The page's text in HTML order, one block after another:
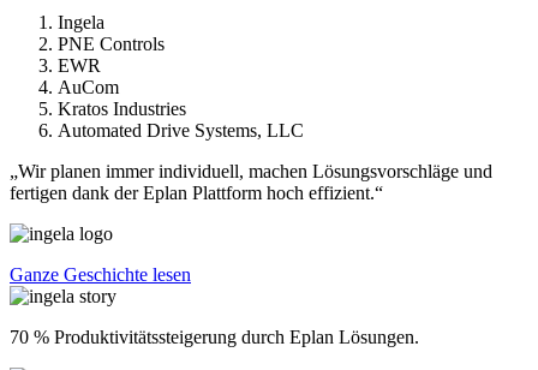
Ingela
PNE Controls
EWR
AuCom
Kratos Industries
Automated Drive Systems, LLC
„Wir planen immer individuell, machen Lösungsvorschläge und
fertigen dank der Eplan Plattform hoch effizient.“
Ganze Geschichte lesen
70 % Produktivitätssteigerung durch Eplan Lösungen.